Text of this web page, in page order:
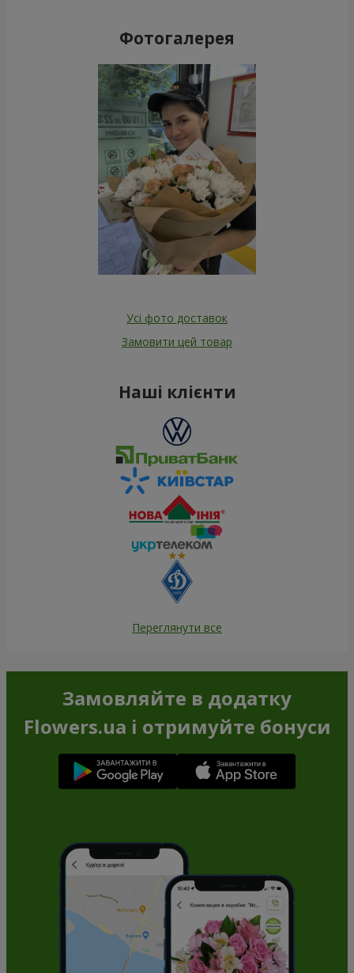
Фотогалерея
Усі фото доставок
Замовити цей товар
Наші клієнти
Переглянути все
Замовляйте в додатку
Flowers.ua і отримуйте бонуси